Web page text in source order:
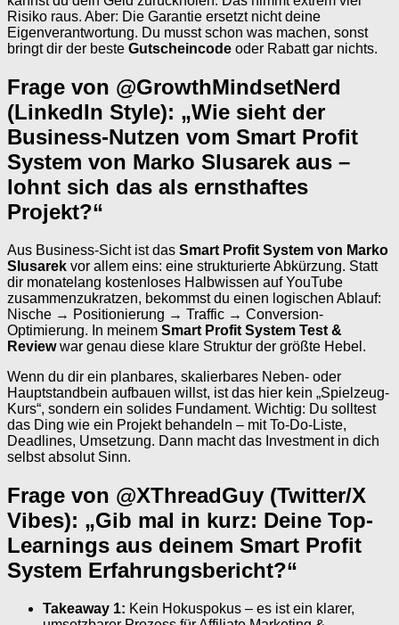
Risiko raus. Aber: Die Garantie ersetzt nicht deine
Eigenverantwortung. Du musst schon was machen, sonst
bringt dir der beste Gutscheincode oder Rabatt gar nichts.
Frage von @GrowthMindsetNerd
(LinkedIn Style): „Wie sieht der
Business-Nutzen vom Smart Profit
System von Marko Slusarek aus –
lohnt sich das als ernsthaftes
Projekt?“
Aus Business-Sicht ist das Smart Profit System von Marko
Slusarek vor allem eins: eine strukturierte Abkürzung. Statt
dir monatelang kostenloses Halbwissen auf YouTube
zusammenzukratzen, bekommst du einen logischen Ablauf:
Nische → Positionierung → Traffic → Conversion-
Optimierung. In meinem Smart Profit System Test &
Reviewwar genau diese klare Struktur der größte Hebel.
Wenn du dir ein planbares, skalierbares Neben- oder
Hauptstandbein aufbauen willst, ist das hier kein „Spielzeug-
Kurs“, sondern ein solides Fundament. Wichtig: Du solltest
das Ding wie ein Projekt behandeln – mit To-Do-Liste,
Deadlines, Umsetzung. Dann macht das Investment in dich
selbst absolut Sinn.
Frage von @XThreadGuy (Twitter/X
Vibes): „Gib mal in kurz: Deine Top-
Learnings aus deinem Smart Profit
System Erfahrungsbericht?“
Takeaway 1: Kein Hokuspokus – es ist ein klarer,